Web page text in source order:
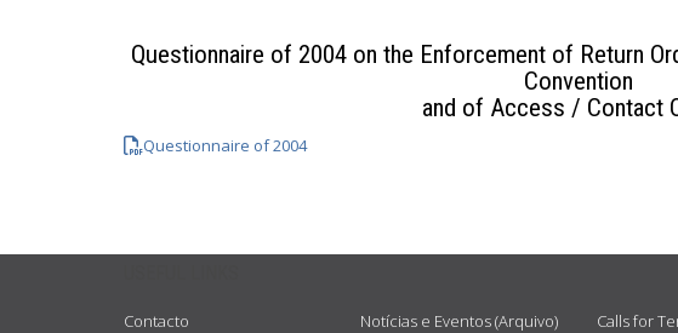
Questionnaire of 2004 on the Enforcement of Return
Convention
and of Access / Contact
Questionnaire of 2004
Contacto
Notícias e Eventos (Arquivo)
Calls for